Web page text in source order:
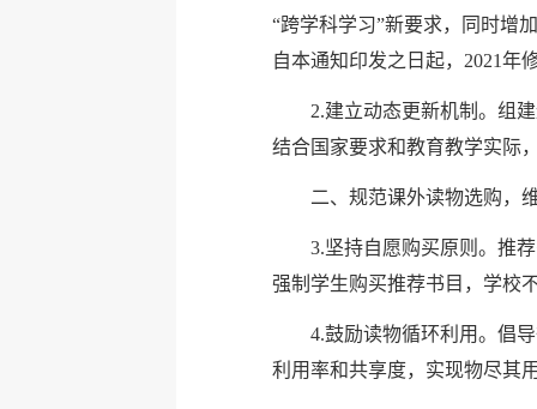
“跨学科学习”新要求，同时增
自本通知印发之日起，2021年
2.建立动态更新机制。组
结合国家要求和教育教学实际
二、规范课外读物选购，
3.坚持自愿购买原则。推
强制学生购买推荐书目，学校
4.鼓励读物循环利用。倡
利用率和共享度，实现物尽其